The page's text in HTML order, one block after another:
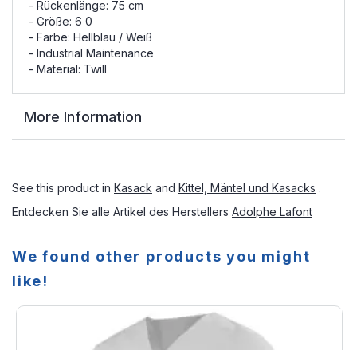
- Rückenlänge: 75 cm
- Größe: 6 0
- Farbe: Hellblau / Weiß
- Industrial Maintenance
- Material: Twill
More Information
See this product in Kasack and Kittel, Mäntel und Kasacks .
Entdecken Sie alle Artikel des Herstellers Adolphe Lafont
We found other products you might
like!